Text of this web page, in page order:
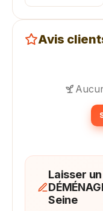
Avis
Laisser
Seine